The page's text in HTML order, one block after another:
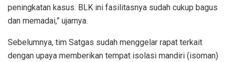
peningkatan kasus. BLK ini fasilitasnya sudah cukup bagus
dan memadai,” ujarnya.
Sebelumnya, tim Satgas sudah menggelar rapat terkait
dengan upaya memberikan tempat isolasi mandiri (isoman)